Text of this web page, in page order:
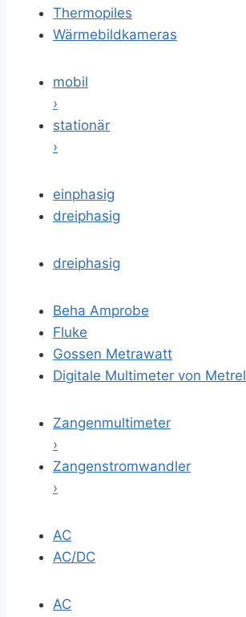
Thermopiles
Wärmebildkameras
mobil
›
stationär
›
einphasig
dreiphasig
dreiphasig
Beha Amprobe
Fluke
Gossen Metrawatt
Digitale Multimeter von Metrel
Zangenmultimeter
›
Zangenstromwandler
›
AC
AC/DC
AC